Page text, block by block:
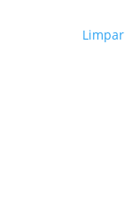
Limpar